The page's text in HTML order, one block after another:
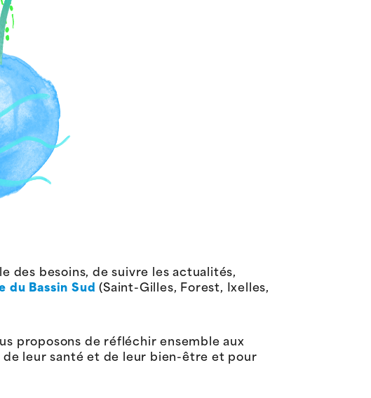
des besoins, de suivre les actualités,
du Bassin Sud(Saint-Gilles, Forest, Ixelles,
proposons de réfléchir ensemble aux
de leur santé et de leur bien-être et pour